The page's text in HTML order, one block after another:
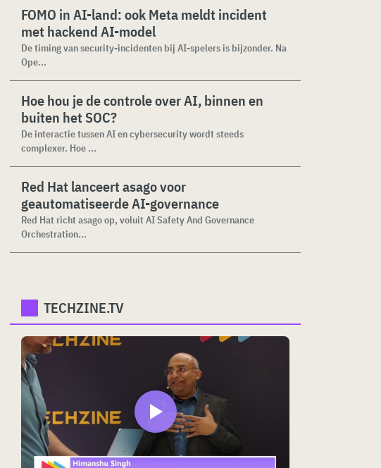
FOMO in AI-land: ook Meta meldt incident
met hackend AI-model
De timing van security-incidenten bij AI-spelers is bijzonder. Na
Ope...
Hoe hou je de controle over AI, binnen en
buiten het SOC?
De interactie tussen AI en cybersecurity wordt steeds
complexer. Hoe ...
Red Hat lanceert asago voor
geautomatiseerde AI-governance
Red Hat richt asago op, voluit AI Safety And Governance
Orchestration...
TECHZINE.TV